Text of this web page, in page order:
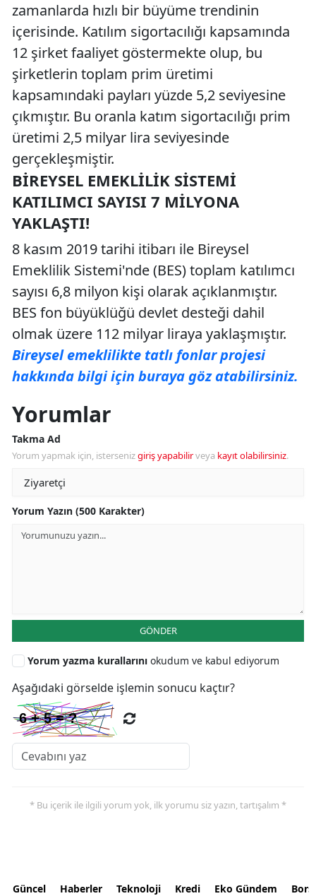
zamanlarda hızlı bir büyüme trendinin
içerisinde. Katılım sigortacılığı kapsamında
12 şirket faaliyet göstermekte olup, bu
şirketlerin toplam prim üretimi
kapsamındaki payları yüzde 5,2 seviyesine
çıkmıştır. Bu oranla katım sigortacılığı prim
üretimi 2,5 milyar lira seviyesinde
gerçekleşmiştir.
BIREYSEL EMEKLILIK SISTEMI
KATILIMCI SAYISI 7 MILYONA
YAKLAŞTI!
8 kasım 2019 tarihi itibarı ile Bireysel
Emeklilik Sistemi'nde (BES) toplam katılımcı
sayısı 6,8 milyon kişi olarak açıklanmıştır.
BES fon büyüklüğü devlet desteği dahil
olmak üzere 112 milyar liraya yaklaşmıştır.
Bireysel emeklilikte tatlı fonlar projesi
hakkında bilgi için buraya göz atabilirsiniz.
Yorumlar
Takma Ad
Yorum yapmak için, istersenizgiriş yapabilirveya kayıt olabilirsiniz.
Yorum Yazın (500 Karakter)
GÖNDER
Yorum yazma kurallarını okudum ve kabul ediyorum
Aşağıdaki görselde işlemin sonucu kaçtır?
* Bu içerik ile ilgili yorum yok, ilk yorumu siz yazın, tartışalım *
Güncel Haberler Teknoloji Kredi Eko Gündem